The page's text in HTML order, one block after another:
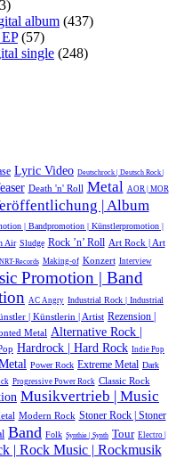
album (437)
(57)
single (248)
Lyric Video Deutschrock | Deutsch Rock |
Death 'n' Roll Metal AOR | MOR
| Album
| Bandpromotion | Künstlerpromotion |
Air Sludge Rock ’n’ Roll Art Rock | Art
NRT-Records Making-of Konzert Interview
Promotion | Band
AC Angry Industrial Rock | Industrial
| Künstlerin | Artist Rezension |
Metal Alternative Rock |
Hardrock | Hard Rock Indie Pop
Power Rock Extreme Metal Dark
Progressive Power Rock Classic Rock
Musikvertrieb | Music
Modern Rock Stoner Rock | Stoner
Band Folk Synthie | Synth Tour Electro |
| Rock Music | Rockmusik